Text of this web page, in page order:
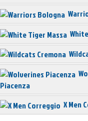
Piacenza
X Men